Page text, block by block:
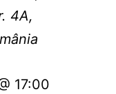
4A,
17:00